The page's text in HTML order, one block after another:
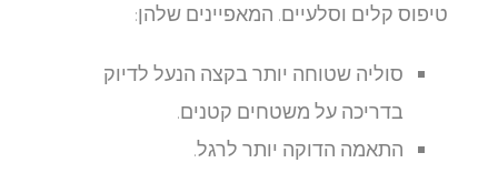
טיפוס קלים וסלעיים. המאפיינים שלהן:
סוליה שטוחה יותר בקצה הנעל לדיוק
בדריכה על משטחים קטנים.
התאמה הדוקה יותר לרגל.